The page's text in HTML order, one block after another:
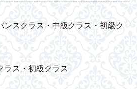
ンスクラス・中級クラス・初級ク
ラス・初級クラス